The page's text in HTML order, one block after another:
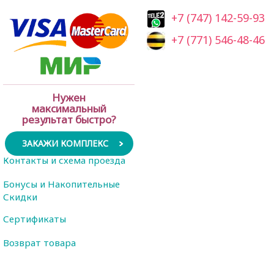
Нужен
максимальный
результат быстро?
ЗАКАЖИ КОМПЛЕКС
+7 (747) 142-59-93
+7 (771) 546-48-46
Контакты и схема проезда
Бонусы и Накопительные
Скидки
Сертификаты
Возврат товара